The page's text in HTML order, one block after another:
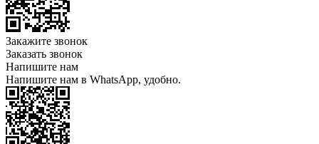
Закажите звонок
Заказать звонок
Напишите нам
Напишите нам в WhatsApp, удобно.